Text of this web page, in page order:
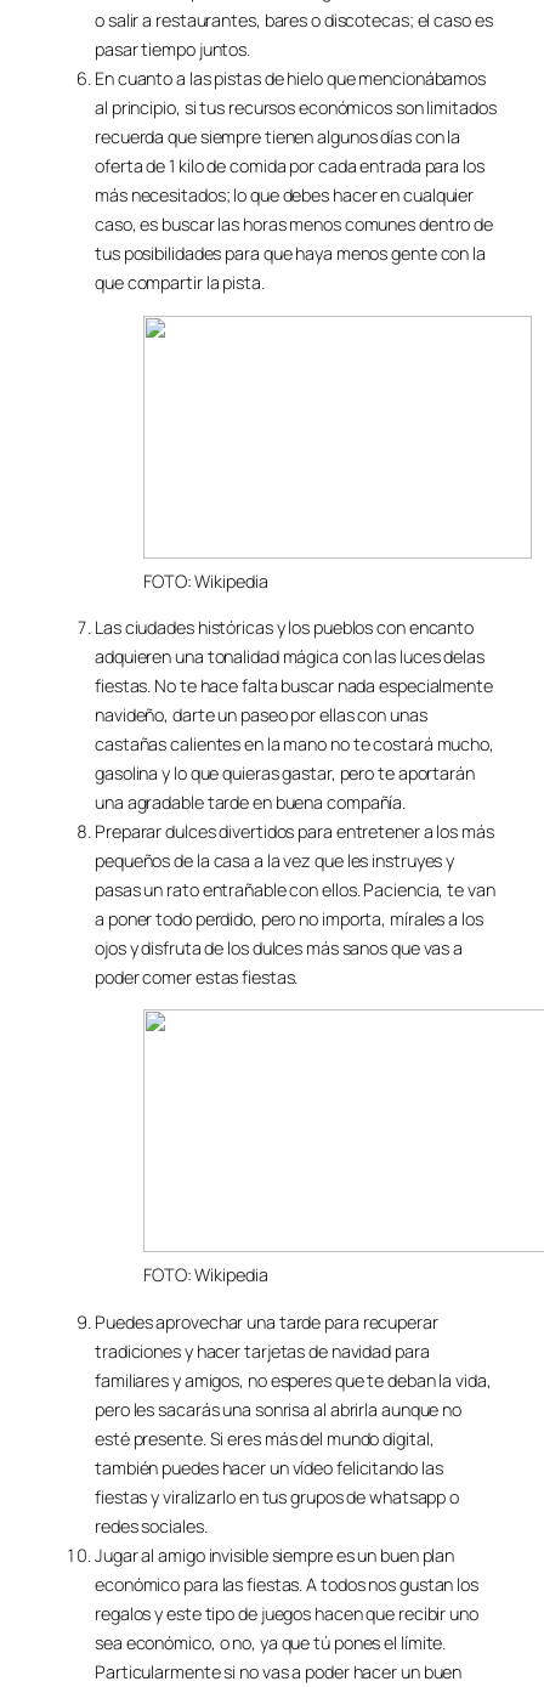
o salir a restaurantes, bares o discotecas; el caso es
pasar tiempo juntos.
En cuanto a las pistas de hielo que mencionábamos
al principio, si tus recursos económicos son limitados
recuerda que siempre tienen algunos días con la
oferta de 1 kilo de comida por cada entrada para los
más necesitados; lo que debes hacer en cualquier
caso, es buscar las horas menos comunes dentro de
tus posibilidades para que haya menos gente con la
que compartir la pista.
FOTO: Wikipedia
Las ciudades históricas y los pueblos con encanto
adquieren una tonalidad mágica con las luces delas
fiestas. No te hace falta buscar nada especialmente
navideño, darte un paseo por ellas con unas
castañas calientes en la mano no te costará mucho,
gasolina y lo que quieras gastar, pero te aportarán
una agradable tarde en buena compañía.
Preparar dulces divertidos para entretener a los más
pequeños de la casa a la vez que les instruyes y
pasas un rato entrañable con ellos. Paciencia, te van
a poner todo perdido, pero no importa, mírales a los
ojos y disfruta de los dulces más sanos que vas a
poder comer estas fiestas.
FOTO: Wikipedia
Puedes aprovechar una tarde para recuperar
tradiciones y hacer tarjetas de navidad para
familiares y amigos, no esperes que te deban la vida,
pero les sacarás una sonrisa al abrirla aunque no
esté presente. Si eres más del mundo digital,
también puedes hacer un vídeo felicitando las
fiestas y viralizarlo en tus grupos de whatsapp o
redes sociales.
Jugar al amigo invisible siempre es un buen plan
económico para las fiestas. A todos nos gustan los
regalos y este tipo de juegos hacen que recibir uno
sea económico, o no, ya que tú pones el límite.
Particularmente si no vas a poder hacer un buen